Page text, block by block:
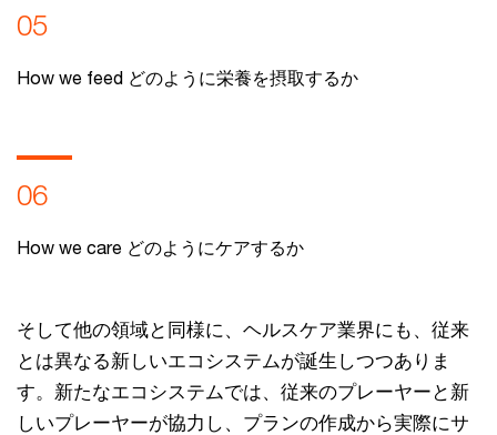
05
How we feed どのように栄養を摂取するか
06
How we care どのようにケアするか
そして他の領域と同様に、ヘルスケア業界にも、従来
とは異なる新しいエコシステムが誕生しつつありま
す。新たなエコシステムでは、従来のプレーヤーと新
しいプレーヤーが協力し、プランの作成から実際にサ